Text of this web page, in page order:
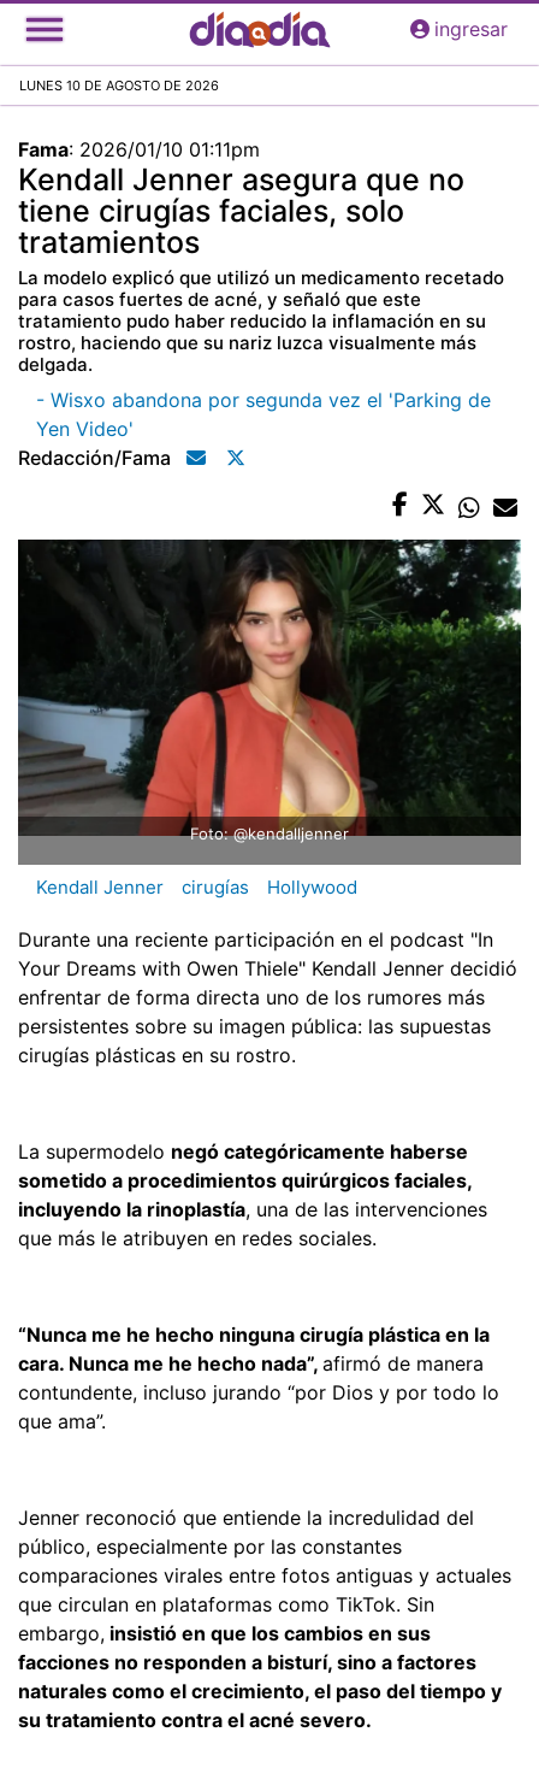
Pasar
al
principal
ingresar
LUNES 10 DE AGOSTO DE 2026
Fama: 2026/01/10 01:11pm
Kendall Jenner asegura que no
tiene cirugías faciales, solo
tratamientos
La modelo explicó que utilizó un medicamento recetado
para casos fuertes de acné, y señaló que este
tratamiento pudo haber reducido la inflamación en su
rostro, haciendo que su nariz luzca visualmente más
delgada.
- Wisxo abandona por segunda vez el 'Parking de
Yen Video'
Redacción/fama
Foto: @kendalljenner
Kendall Jenner cirugías Hollywood
Durante una reciente participación en el podcast "In
Your Dreams with Owen Thiele" Kendall Jenner decidió
enfrentar de forma directa uno de los rumores más
persistentes sobre su imagen pública: las supuestas
cirugías plásticas en su rostro.
La supermodelo negó categóricamente haberse
sometido a procedimientos quirúrgicos faciales,
incluyendo la rinoplastía, una de las intervenciones
que más le atribuyen en redes sociales.
“Nunca me he hecho ninguna cirugía plástica en la
cara. Nunca me he hecho nada”, afirmó de manera
contundente, incluso jurando “por Dios y por todo lo
que ama”.
Jenner reconoció que entiende la incredulidad del
público, especialmente por las constantes
comparaciones virales entre fotos antiguas y actuales
que circulan en plataformas como TikTok. Sin
embargo, insistió en que los cambios en sus
facciones no responden a bisturí, sino a factores
naturales como el crecimiento, el paso del tiempo y
su tratamiento contra el acné severo.